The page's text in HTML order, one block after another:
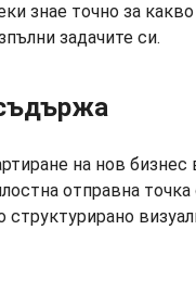
знае точно за
задачите си.
на нов бизнес
отправна точка
структурирано